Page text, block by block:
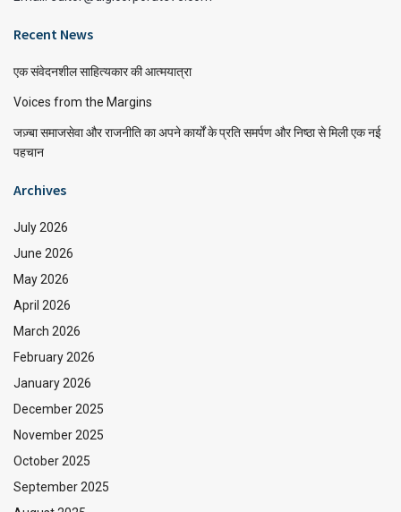
Recent News
एक संवेदनशील साहित्यकार की आत्मयात्रा
Voices from the Margins
जज़्बा समाजसेवा और राजनीति का अपने कार्यों के प्रति समर्पण और निष्ठा से मिली एक नई
पहचान
Archives
July 2026
June 2026
May 2026
April 2026
March 2026
February 2026
January 2026
December 2025
November 2025
October 2025
September 2025